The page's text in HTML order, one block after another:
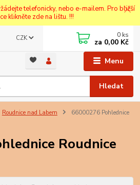
telefonicky, nebo e-mailem. Pro bližší
klikněte zde na lištu. !!!
Menu
CZK
Hledat
0 ks
za 0,00 Kč
Roudnice nad Labem
66000276 Pohlednice
Roudnice